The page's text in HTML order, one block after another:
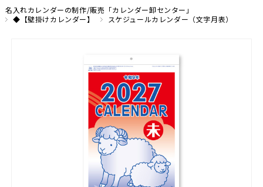
名入れカレンダーの制作/販売「カレンダー卸センター」
◆【壁掛けカレンダー】
スケジュールカレンダー（文字月表）